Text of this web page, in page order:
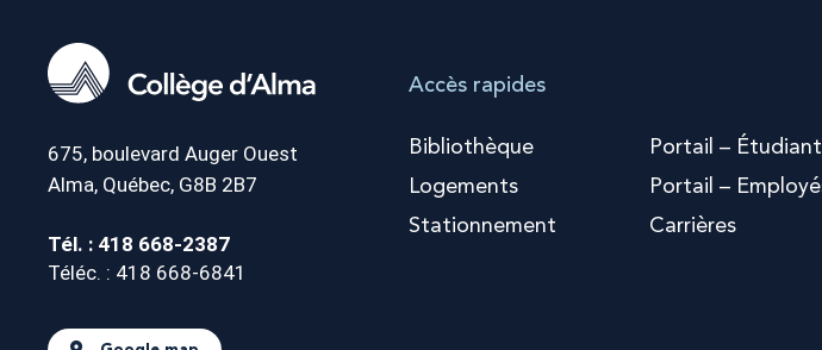
675, boulevard Auger Ouest
Alma, Québec, G8B 2B7
Tél. : 418 668-2387
Téléc. : 418 668-6841
Accès rapides
Bibliothèque
Logements
Stationnement
Portail –
Portail –
Carrières